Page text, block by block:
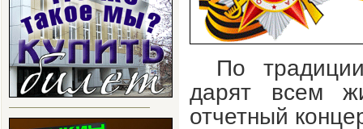
По
дарят всем
отчетный